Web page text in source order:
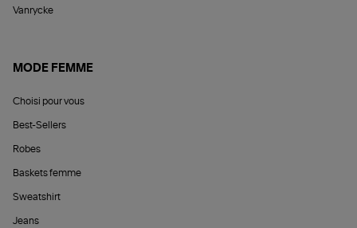
Vanrycke
MODE FEMME
Choisi pour vous
Best-Sellers
Robes
Baskets femme
Sweatshirt
Jeans